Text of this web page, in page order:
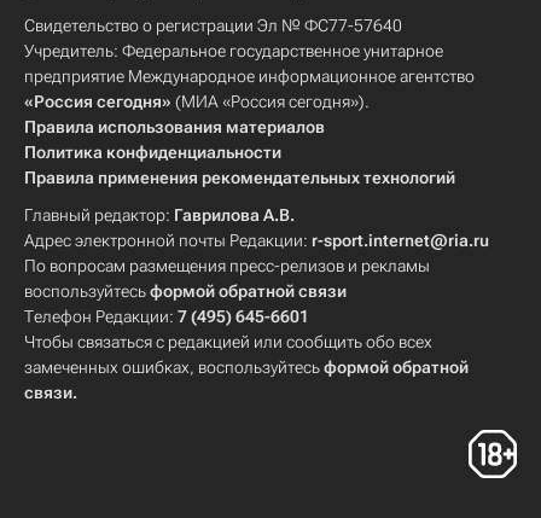
Свидетельство о регистрации Эл № ФС77-57640
Учредитель: Федеральное государственное унитарное
предприятие Международное информационное агентство
«Россия сегодня» (МИА «Россия сегодня»).
Правила использования материалов
Политика конфиденциальности
Правила применения рекомендательных технологий
Главный редактор: Гаврилова А.В.
Адрес электронной почты Редакции: r-sport.internet@ria.ru
По вопросам размещения пресс-релизов и рекламы
воспользуйтесьформой обратной связи
Телефон Редакции: 7 (495) 645-6601
Чтобы связаться с редакцией или сообщить обо всех
замеченных ошибках, воспользуйтесьформой обратной
связи.